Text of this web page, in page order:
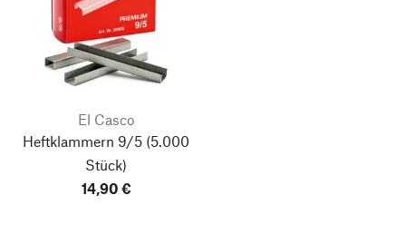
El Casco
Heftklammern 9/5 (5.000
Stück)
14,90 €